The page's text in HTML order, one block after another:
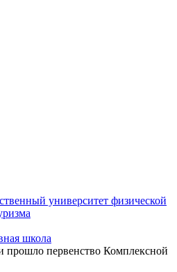
университет физической
школа
прошло первенство Комплексной